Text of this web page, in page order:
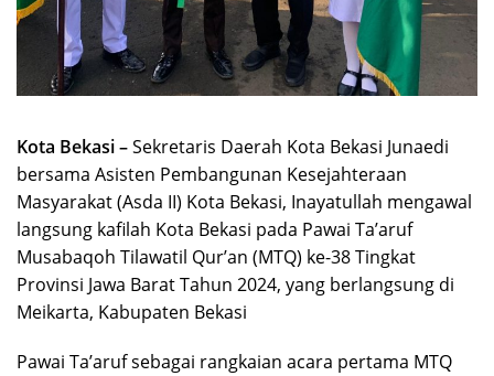
Kota Bekasi –Sekretaris Daerah Kota Bekasi Junaedi
bersama Asisten Pembangunan Kesejahteraan
Masyarakat (Asda II) Kota Bekasi, Inayatullah mengawal
langsung kafilah Kota Bekasi pada Pawai Ta’aruf
Musabaqoh Tilawatil Qur’an (MTQ) ke-38 Tingkat
Provinsi Jawa Barat Tahun 2024, yang berlangsung di
Meikarta, Kabupaten Bekasi
Pawai Ta’aruf sebagai rangkaian acara pertama MTQ